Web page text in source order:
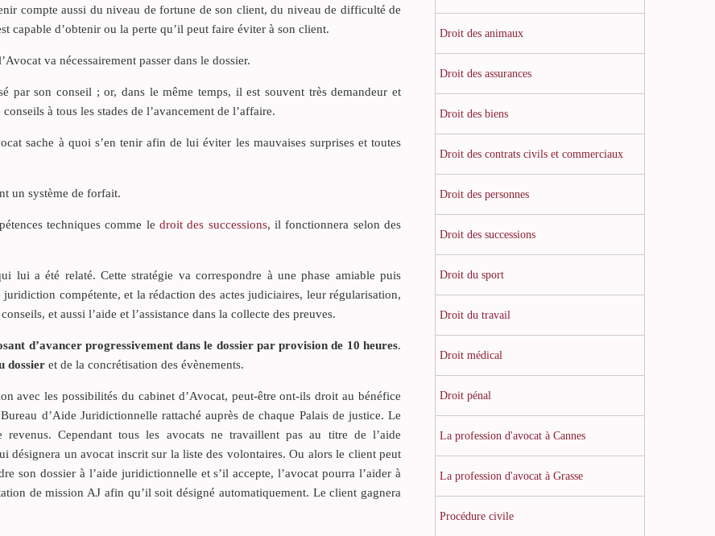
compte aussi du niveau de fortune de son client, du niveau de difficulté de
capable d’obtenir ou la perte qu’il peut faire éviter à son client.
va nécessairement passer dans le dossier.
par son conseil ; or, dans le même temps, il est souvent très demandeur et
à tous les stades de l’avancement de l’affaire.
sache à quoi s’en tenir afin de lui éviter les mauvaises surprises et toutes
un système de forfait.
techniques comme ledroit des successions, il fonctionnera selon des
lui a été relaté. Cette stratégie va correspondre à une phase amiable puis
compétente, et la rédaction des actes judiciaires, leur régularisation,
et aussi l’aide et l’assistance dans la collecte des preuves.
d’avancer progressivement dans le dossier par provision de 10 heures.
dossier et de la concrétisation des évènements.
avec les possibilités du cabinet d’Avocat, peut-être ont-ils droit au bénéfice
d’Aide Juridictionnelle rattaché auprès de chaque Palais de justice. Le
Cependant tous les avocats ne travaillent pas au titre de l’aide
désignera un avocat inscrit sur la liste des volontaires. Ou alors le client peut
son dossier à l’aide juridictionnelle et s’il accepte, l’avocat pourra l’aider à
de mission AJ afin qu’il soit désigné automatiquement. Le client gagnera
Droit des animaux
Droit des assurances
Droit des biens
Droit des contrats civils et commerciaux
Droit des personnes
Droit des successions
Droit du sport
Droit du travail
Droit médical
Droit pénal
La profession d'avocat à Cannes
La profession d'avocat à Grasse
Procédure civile